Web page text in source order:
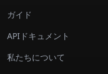
ガイド
APIドキュメント
私たちについて